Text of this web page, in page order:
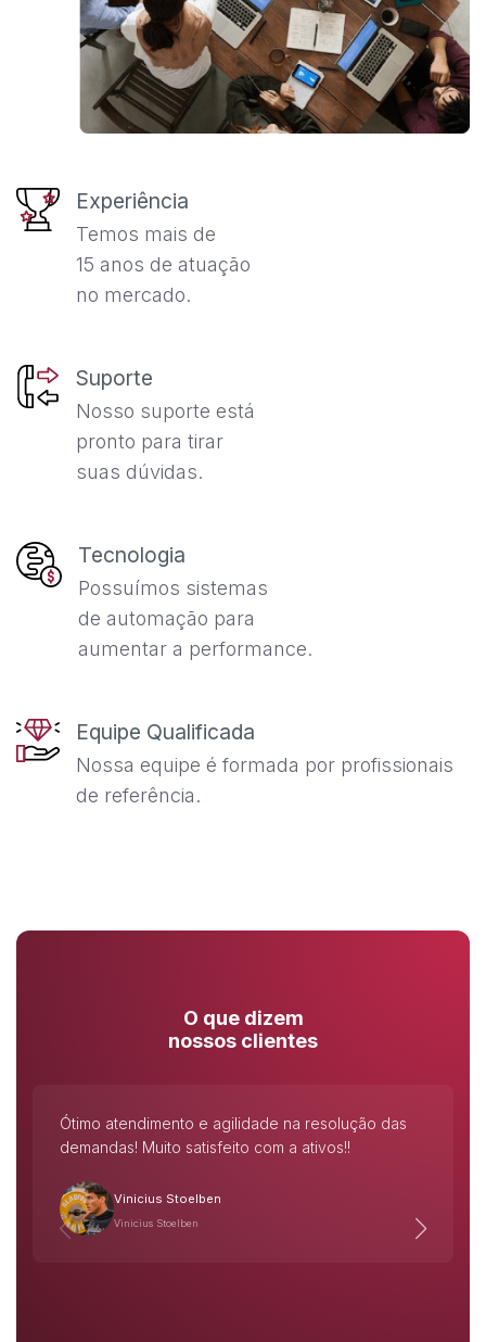
Experiência
Temos mais de
15 anos de atuação
no mercado.
Suporte
Nosso suporte está
pronto para tirar
suas dúvidas.
Tecnologia
Possuímos sistemas
de automação para
aumentar a performance.
Equipe Qualificada
Nossa equipe é formada por profissionais
de referência.
O que dizem
nossos clientes
Eficácia em atendimento, é responsabilidade com
documentações pessoais, 👏🏻.
Marcelo Weyd
Marcelo Weyd